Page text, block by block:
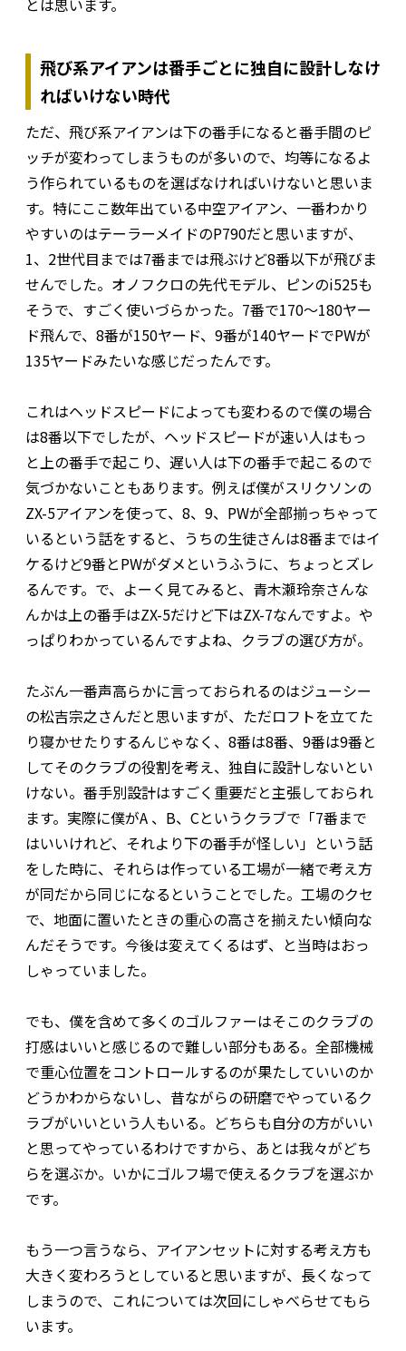
飛び系アイアンは番手ごとに独自に設計しなけ
ればいけない時代
ただ、飛び系アイアンは下の番手になると番手間のピ
ッチが変わってしまうものが多いので、均等になるよ
う作られているものを選ばなければいけないと思いま
す。特にここ数年出ている中空アイアン、一番わかり
やすいのはテーラーメイドのP790だと思いますが、
1、2世代目までは7番までは飛ぶけど8番以下が飛びま
せんでした。オノフクロの先代モデル、ピンのi525も
そうで、すごく使いづらかった。7番で170〜180ヤー
ド飛んで、8番が150ヤード、9番が140ヤードでPWが
135ヤードみたいな感じだったんです。
これはヘッドスピードによっても変わるので僕の場合
は8番以下でしたが、ヘッドスピードが速い人はもっ
と上の番手で起こり、遅い人は下の番手で起こるので
気づかないこともあります。例えば僕がスリクソンの
ZX-5アイアンを使って、8、9、PWが全部揃っちゃって
いるという話をすると、うちの生徒さんは8番まではイ
ケるけど9番とPWがダメというふうに、ちょっとズレ
るんです。で、よーく見てみると、青木瀬玲奈さんな
んかは上の番手はZX-5だけど下はZX-7なんですよ。や
っぱりわかっているんですよね、クラブの選び方が。
たぶん一番声高らかに言っておられるのはジューシー
の松吉宗之さんだと思いますが、ただロフトを立てた
り寝かせたりするんじゃなく、8番は8番、9番は9番と
してそのクラブの役割を考え、独自に設計しないとい
けない。番手別設計はすごく重要だと主張しておられ
ます。実際に僕がA 、B、Cというクラブで「7番まで
はいいけれど、それより下の番手が怪しい」という話
をした時に、それらは作っている工場が一緒で考え方
が同だから同じになるということでした。工場のクセ
で、地面に置いたときの重心の高さを揃えたい傾向な
んだそうです。今後は変えてくるはず、と当時はおっ
しゃっていました。
でも、僕を含めて多くのゴルファーはそこのクラブの
打感はいいと感じるので難しい部分もある。全部機械
で重心位置をコントロールするのが果たしていいのか
どうかわからないし、昔ながらの研磨でやっているク
ラブがいいという人もいる。どちらも自分の方がいい
と思ってやっているわけですから、あとは我々がどち
らを選ぶか。いかにゴルフ場で使えるクラブを選ぶか
です。
もう一つ言うなら、アイアンセットに対する考え方も
大きく変わろうとしていると思いますが、長くなって
しまうので、これについては次回にしゃべらせてもら
います。